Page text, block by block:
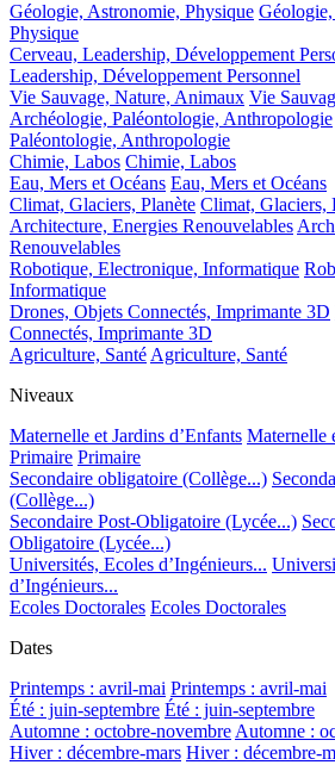
Géologie, Astronomie, Physique
Physique
Cerveau, Leadership, Développement
Leadership, Développement Personnel
Vie Sauvage, Nature, Animaux Vie
Archéologie, Paléontologie, Anthropologie
Paléontologie, Anthropologie
Chimie, Labos Chimie, Labos
Eau, Mers et Océans Eau, Mers et Océans
Climat, Glaciers, Planète Climat, Glaciers,
Architecture, Energies Renouvelables
Renouvelables
Robotique, Electronique, Informatique
Informatique
Drones, Objets Connectés, Imprimante 3D
Connectés, Imprimante 3D
Agriculture, SantéAgriculture, Santé
Niveaux
Maternelle et Jardins d’Enfants Maternelle
Primaire Primaire
Secondaire obligatoire (Collège...)
(Collège...)
Secondaire Post-Obligatoire (Lycée...)
Obligatoire (Lycée...)
Universités, Ecoles d’Ingénieurs...
d’Ingénieurs...
Ecoles Doctorales Ecoles Doctorales
Dates
Printemps : avril-mai Printemps : avril-mai
Été : juin-septembre Été : juin-septembre
Automne : octobre-novembreAutomne :
Hiver : décembre-mars Hiver : décembre-